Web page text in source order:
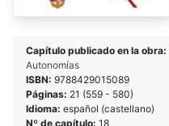
Capítulo publicado en la obra:
Autonomías
ISBN: 9788429015089
Páginas: 21 (559 - 580)
Idioma: español (castellano)
Nº de capítulo: 18